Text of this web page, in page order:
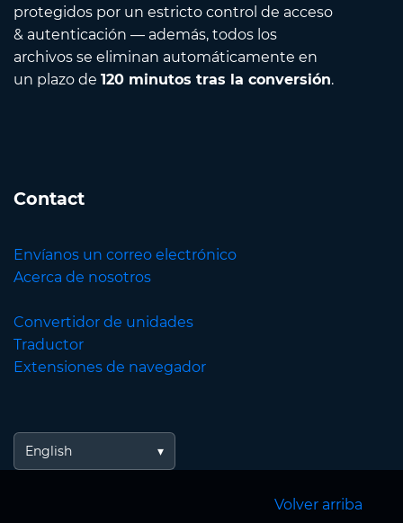
protegidos por un estricto control de acceso
& autenticación — además, todos los
archivos se eliminan automáticamente en
un plazo de 120 minutos tras la conversión.
Contact
Envíanos un correo electrónico
Acerca de nosotros
Convertidor de unidades
Traductor
Extensiones de navegador
English
Volver arriba